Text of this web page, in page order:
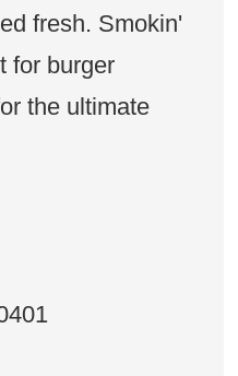
fresh. Smokin'
for burger
the ultimate